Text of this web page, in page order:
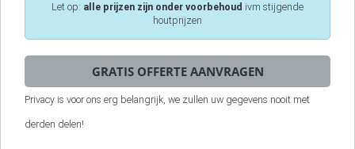
Let op: alle prijzen zijn onder voorbehoud ivm stijgende
houtprijzen
Privacy is voor ons erg belangrijk, we zullen uw gegevens nooit met
derden delen!